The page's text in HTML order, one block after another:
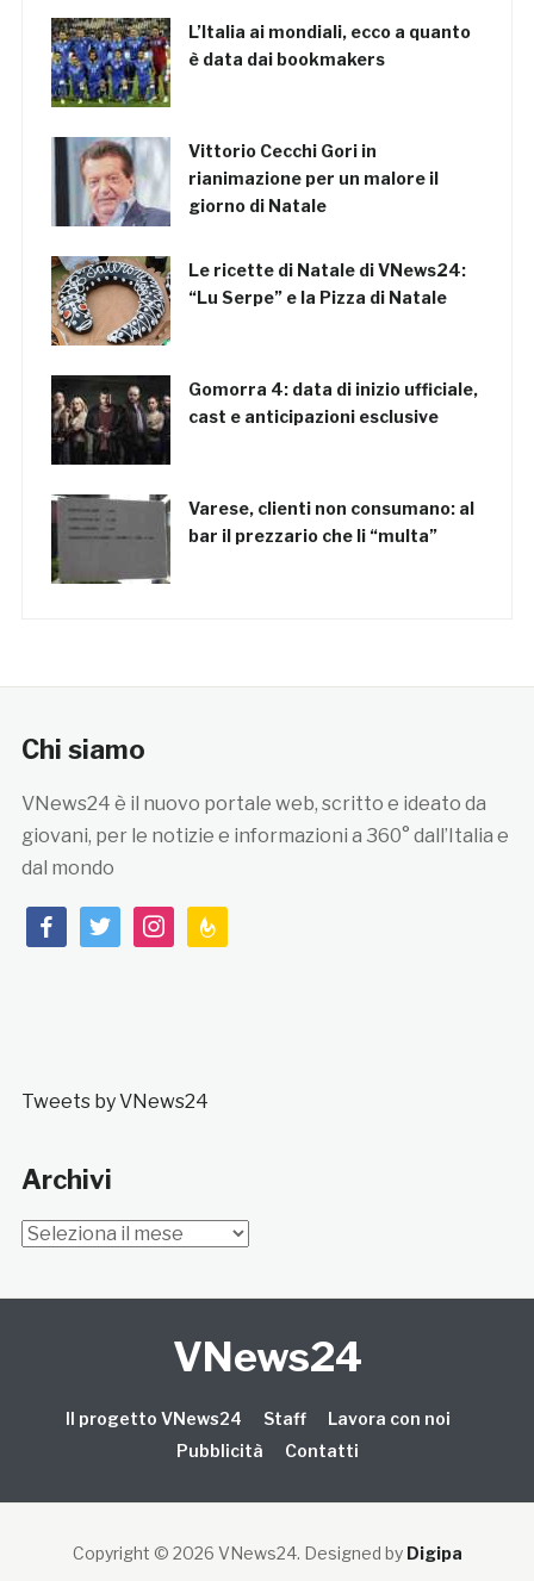
L’Italia ai mondiali, ecco a quanto
è data dai bookmakers
Vittorio Cecchi Gori in
rianimazione per un malore il
giorno di Natale
Le ricette di Natale di VNews24:
“Lu Serpe” e la Pizza di Natale
Gomorra 4: data di inizio ufficiale,
cast e anticipazioni esclusive
Varese, clienti non consumano: al
bar il prezzario che li “multa”
Chi siamo
VNews24 è il nuovo portale web, scritto e ideato da
giovani, per le notizie e informazioni a 360° dall’Italia e
dal mondo
facebooktwitterinstagramfeedburner
Tweets by VNews24
Archivi
Archivi
VNews24
Il progetto VNews24 Staff
Lavora con noi
Pubblicità
Contatti
Copyright © 2026 VNews24. Designed by Digipa